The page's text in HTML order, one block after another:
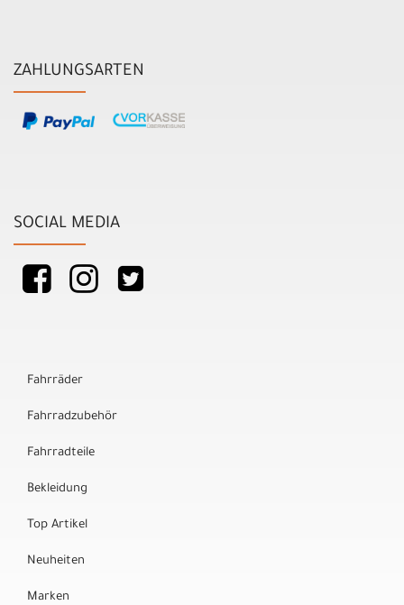
ZAHLUNGSARTEN
SOCIAL MEDIA
Fahrräder
Fahrradzubehör
Fahrradteile
Bekleidung
Top Artikel
Neuheiten
Marken